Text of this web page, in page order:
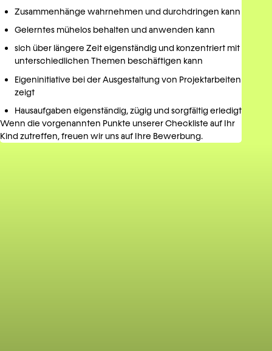
Zusammenhänge wahrnehmen und durchdringen kann
Gelerntes mühelos behalten und anwenden kann
sich über längere Zeit eigenständig und konzentriert mit
unterschiedlichen Themen beschäftigen kann
Eigeninitiative bei der Ausgestaltung von Projektarbeiten
zeigt
Hausaufgaben eigenständig, zügig und sorgfältig erledigt
Wenn die vorgenannten Punkte unserer Checkliste auf Ihr
Kind zutreffen, freuen wir uns auf Ihre Bewerbung.